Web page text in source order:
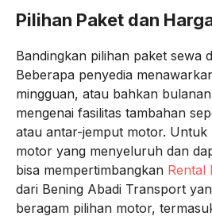
Pilihan Paket dan
Bandingkan pilihan paket sewa
Beberapa penyedia
mingguan, atau bahkan
mengenai fasilitas tambahan
atau antar-jemput motor. Untuk
motor yang menyeluruh dan
bisa mempertimbangkan Rental
dari Bening Abadi Transport
beragam pilihan motor,